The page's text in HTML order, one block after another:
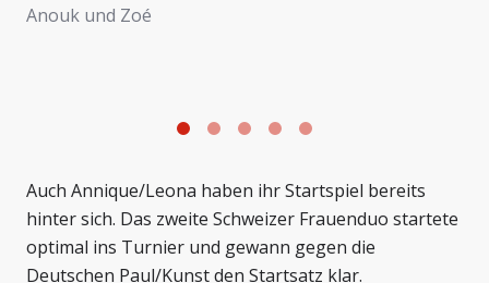
Anouk und Zoé
Auch Annique/Leona haben ihr Startspiel bereits
hinter sich. Das zweite Schweizer Frauenduo startete
optimal ins Turnier und gewann gegen die
Deutschen Paul/Kunst den Startsatz klar.